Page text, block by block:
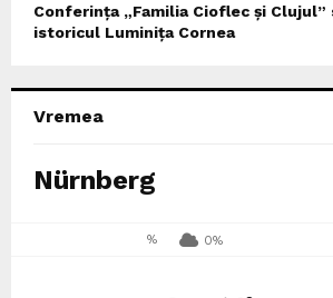
Conferința „Familia Cioflec și
istoricul Luminița Cornea
Vremea
Nürnberg
% 0%